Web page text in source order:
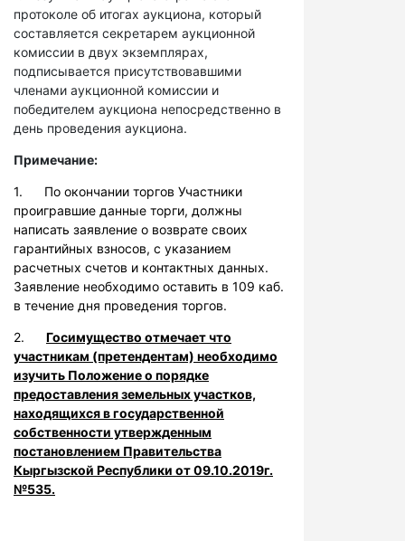
протоколе об итогах аукциона, который
составляется секретарем аукционной
комиссии в двух экземплярах,
подписывается присутствовавшими
членами аукционной комиссии и
победителем аукциона непосредственно в
день проведения аукциона.
Примечание:
1. По окончании торгов Участники
проигравшие данные торги, должны
написать заявление о возврате своих
гарантийных взносов, с указанием
расчетных счетов и контактных данных.
Заявление необходимо оставить в 109 каб.
в течение дня проведения торгов.
2. Госимущество отмечает что
участникам (претендентам) необходимо
изучить Положение о порядке
предоставления земельных участков,
находящихся в государственной
собственности утвержденным
постановлением Правительства
Кыргызской Республики от 09.10.2019г.
№535.